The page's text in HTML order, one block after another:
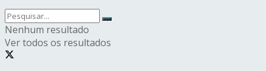
Nenhum resultado
Ver todos os resultados